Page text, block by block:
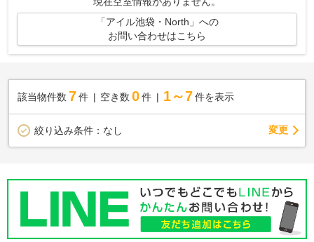
「アイル池袋・North」への
お問い合わせはこちら
該当物件数 7件 空き数 0 件 1～7 件を表示
絞り込み条件： なし 変更